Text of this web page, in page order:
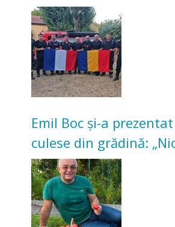
incendii de vegetație și
Emil Boc și-a
culese din grădină:
nu poate oferi această